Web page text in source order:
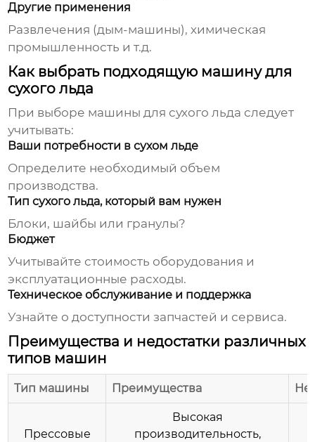
Другие применения
Развлечения (дым-машины), химическая
промышленность и т.д.
Как выбрать подходящую машину для
сухого льда
При выборе машины для сухого льда следует
учитывать:
Ваши потребности в сухом льде
Определите необходимый объем
производства.
Тип сухого льда, который вам нужен
Блоки, шайбы или гранулы?
Бюджет
Учитывайте стоимость оборудования и
эксплуатационные расходы.
Техническое обслуживание и поддержка
Узнайте о доступности запчастей и сервиса.
Преимущества и недостатки различных
типов машин
Тип машины Преимущества
Прессовые
Высокая
производительность,